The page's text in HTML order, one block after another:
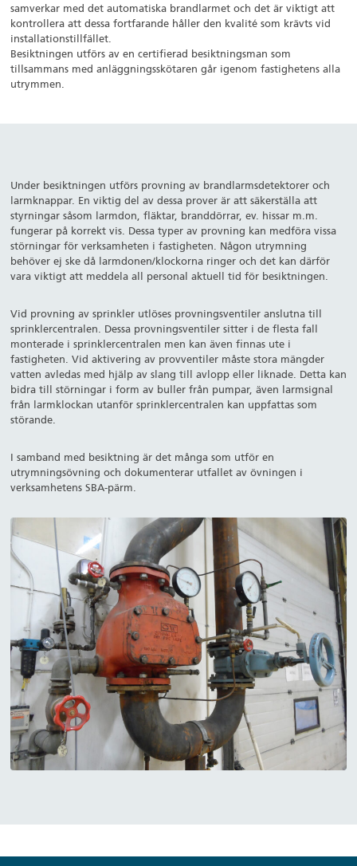
samverkar med det automatiska brandlarmet och det är viktigt att
kontrollera att dessa fortfarande håller den kvalité som krävts vid
installationstillfället.
Besiktningen utförs av en certifierad besiktningsman som
tillsammans med anläggningsskötaren går igenom fastighetens alla
utrymmen.
Under besiktningen utförs provning av brandlarmsdetektorer och
larmknappar. En viktig del av dessa prover är att säkerställa att
styrningar såsom larmdon, fläktar, branddörrar, ev. hissar m.m.
fungerar på korrekt vis. Dessa typer av provning kan medföra vissa
störningar för verksamheten i fastigheten. Någon utrymning
behöver ej ske då larmdonen/klockorna ringer och det kan därför
vara viktigt att meddela all personal aktuell tid för besiktningen.
Vid provning av sprinkler utlöses provningsventiler anslutna till
sprinklercentralen. Dessa provningsventiler sitter i de flesta fall
monterade i sprinklercentralen men kan även finnas ute i
fastigheten. Vid aktivering av provventiler måste stora mängder
vatten avledas med hjälp av slang till avlopp eller liknade. Detta kan
bidra till störningar i form av buller från pumpar, även larmsignal
från larmklockan utanför sprinklercentralen kan uppfattas som
störande.
I samband med besiktning är det många som utför en
utrymningsövning och dokumenterar utfallet av övningen i
verksamhetens SBA-pärm.